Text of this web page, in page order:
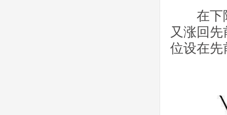
在下降
又涨回
位设在先